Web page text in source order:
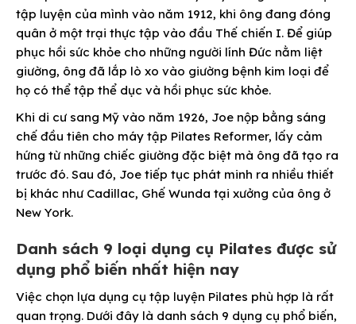
tập luyện của mình vào năm 1912, khi ông đang đóng
quân ở một trại thực tập vào đầu Thế chiến I. Để giúp
phục hồi sức khỏe cho những người lính Đức nằm liệt
giường, ông đã lắp lò xo vào giường bệnh kim loại để
họ có thể tập thể dục và hồi phục sức khỏe.
Khi di cư sang Mỹ vào năm 1926, Joe nộp bằng sáng
chế đầu tiên cho máy tập Pilates Reformer, lấy cảm
hứng từ những chiếc giường đặc biệt mà ông đã tạo ra
trước đó. Sau đó, Joe tiếp tục phát minh ra nhiều thiết
bị khác như Cadillac, Ghế Wunda tại xưởng của ông ở
New York.
Danh sách 9 loại dụng cụ Pilates được sử
dụng phổ biến nhất hiện nay
Việc chọn lựa dụng cụ tập luyện Pilates phù hợp là rất
quan trọng. Dưới đây là danh sách 9 dụng cụ phổ biến,